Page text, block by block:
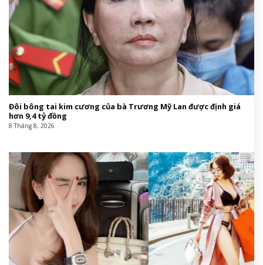
Đôi bông tai kim cương của bà Trương Mỹ Lan được định giá
hơn 9,4 tỷ đồng
8 Tháng 8, 2026